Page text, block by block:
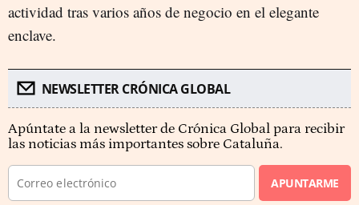
actividad tras varios años de negocio en el elegante
enclave.
NEWSLETTER CRÓNICA GLOBAL
Apúntate a la newsletter de Crónica Global para recibir
las noticias más importantes sobre Cataluña.
APUNTARME